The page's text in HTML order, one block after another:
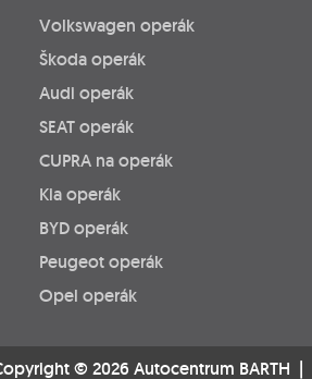
Volkswagen operák
Škoda operák
Audi operák
SEAT operák
CUPRA na operák
Kia operák
BYD operák
Peugeot operák
Opel operák
© 2026 Autocentrum BARTH |